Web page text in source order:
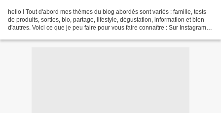
hello ! Tout d'abord mes thèmes du blog abordés sont variés : famille, tests
de produits, sorties, bio, partage, lifestyle, dégustation, information et bien
d'autres. Voici ce que je peu faire pour vous faire connaître : Sur Instagram et